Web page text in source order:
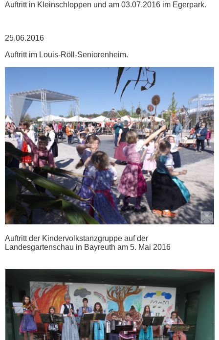
Auftritt in Kleinschloppen und am 03.07.2016 im Egerpark.
25.06.2016
Auftritt im Louis-Röll-Seniorenheim.
Auftritt der Kindervolkstanzgruppe auf der
Landesgartenschau in Bayreuth am 5. Mai 2016